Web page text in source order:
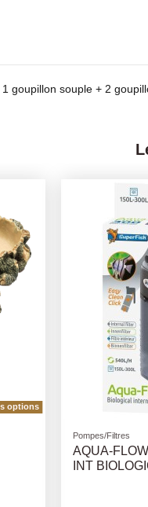
goupillon souple + 2
Coupes griffes
Brosse